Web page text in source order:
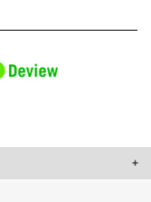
せたコンテンツや広告の